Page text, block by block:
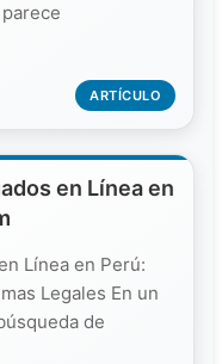
ARTÍCULO
en Línea en
Línea en Perú:
Legales En un
de